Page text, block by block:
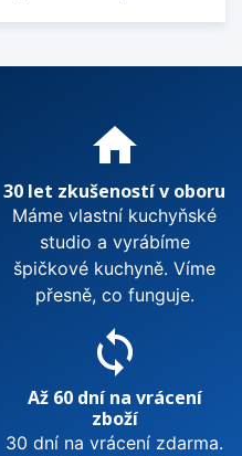
home
30 let zkušeností v oboru
Máme vlastní kuchyňské
studio a vyrábíme
špičkové kuchyně. Víme
přesně, co funguje.
sync
Až 60 dní na vrácení
zboží
30 dní na vrácení zdarma.